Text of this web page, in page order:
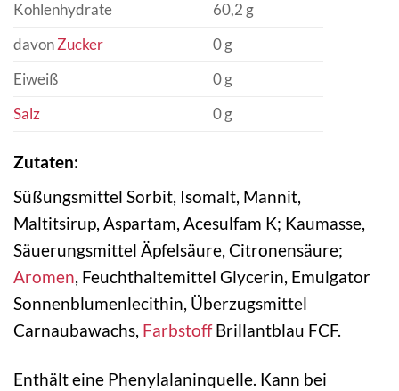
Kohlenhydrate
60,2 g
davonZucker
0 g
Eiweiß
0 g
Salz
0 g
Zutaten:
Süßungsmittel Sorbit, Isomalt, Mannit,
Maltitsirup, Aspartam, Acesulfam K; Kaumasse,
Säuerungsmittel Äpfelsäure, Citronensäure;
Aromen, Feuchthaltemittel Glycerin, Emulgator
Sonnenblumenlecithin, Überzugsmittel
Carnaubawachs, FarbstoffBrillantblau FCF.
Enthält eine Phenylalaninquelle. Kann bei